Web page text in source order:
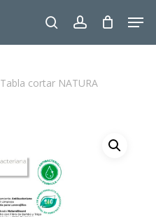
searchaccount
Tabla cortar NATURA